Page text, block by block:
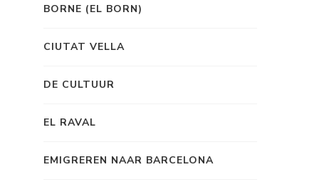
BORNE (EL BORN)
CIUTAT VELLA
DE CULTUUR
EL RAVAL
EMIGREREN NAAR BARCELONA